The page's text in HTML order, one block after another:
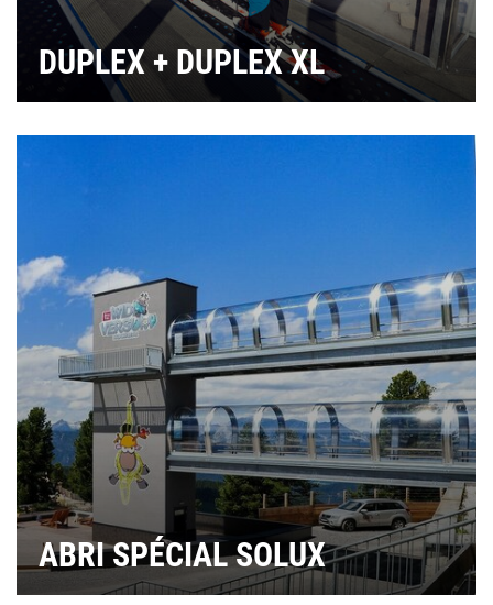
DUPLEX + DUPLEX XL
ABRI SPÉCIAL SOLUX